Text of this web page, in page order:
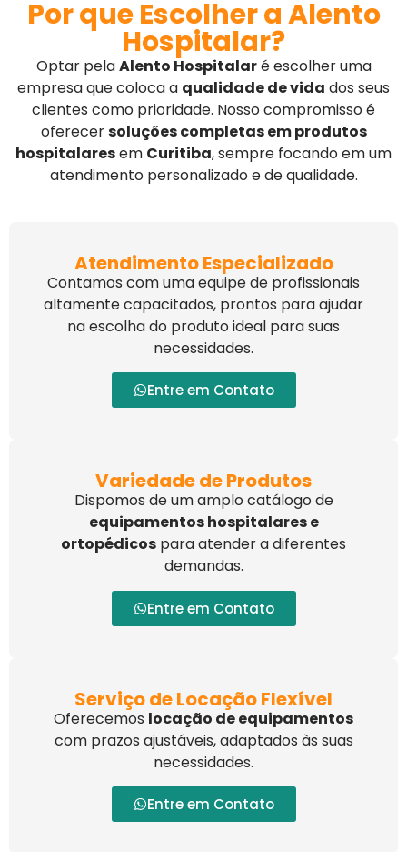
Por que Escolher a Alento
Hospitalar?
Optar pelaAlento Hospitalaré escolher uma
empresa que coloca a qualidade de vida dos seus
clientes como prioridade. Nosso compromisso é
oferecersoluções completas em produtos
hospitalaresem Curitiba, sempre focando em um
atendimento personalizado e de qualidade.
Atendimento Especializado
Contamos com uma equipe de profissionais
altamente capacitados, prontos para ajudar
na escolha do produto ideal para suas
necessidades.
Entre em Contato
Variedade de Produtos
Dispomos de um amplo catálogo de
equipamentos hospitalares e
ortopédicos para atender a diferentes
demandas.
Entre em Contato
Serviço de Locação Flexível
Oferecemos locação de equipamentos
com prazos ajustáveis, adaptados às suas
necessidades.
Entre em Contato